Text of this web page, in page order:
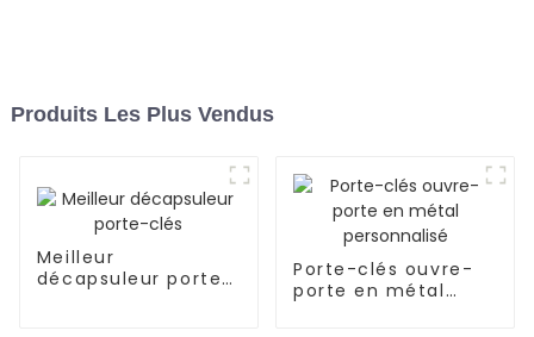
Produits Les Plus Vendus
Meilleur
décapsuleur porte-
Porte-clés ouvre-
porte en métal